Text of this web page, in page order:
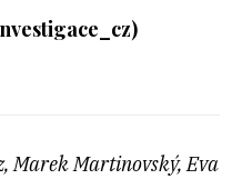
Marek Martinovský, Eva